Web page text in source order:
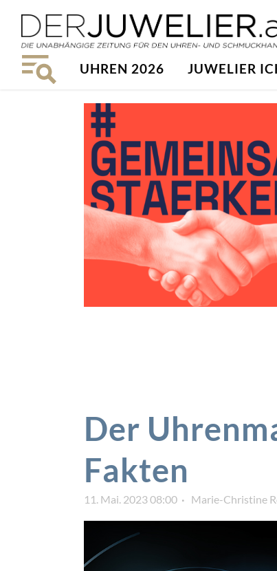
UHREN 2026 JUWELIER
Der
Fakten
11. Mai. 2023 08:00 Marie-Christine